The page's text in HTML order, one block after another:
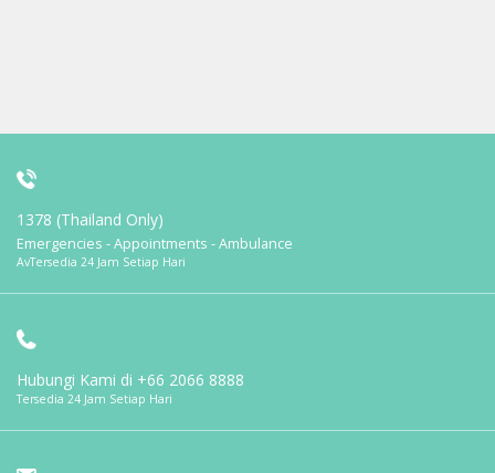
1378 (Thailand Only)
Emergencies - Appointments - Ambulance
AvTersedia 24 Jam Setiap Hari
Hubungi Kami di +66 2066 8888
Tersedia 24 Jam Setiap Hari